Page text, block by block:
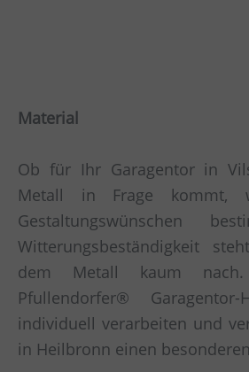
Material
Ob für Ihr Garagentor in
Metall in Frage kommt,
Gestaltungswünschen
Witterungsbeständigkeit
dem Metall kaum
Pfullendorfer®
individuell verarbeiten und
in Heilbronn einen